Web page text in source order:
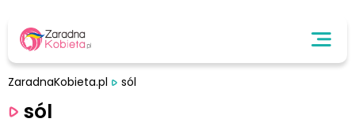
ZaradnaKobieta.pl sól
sól